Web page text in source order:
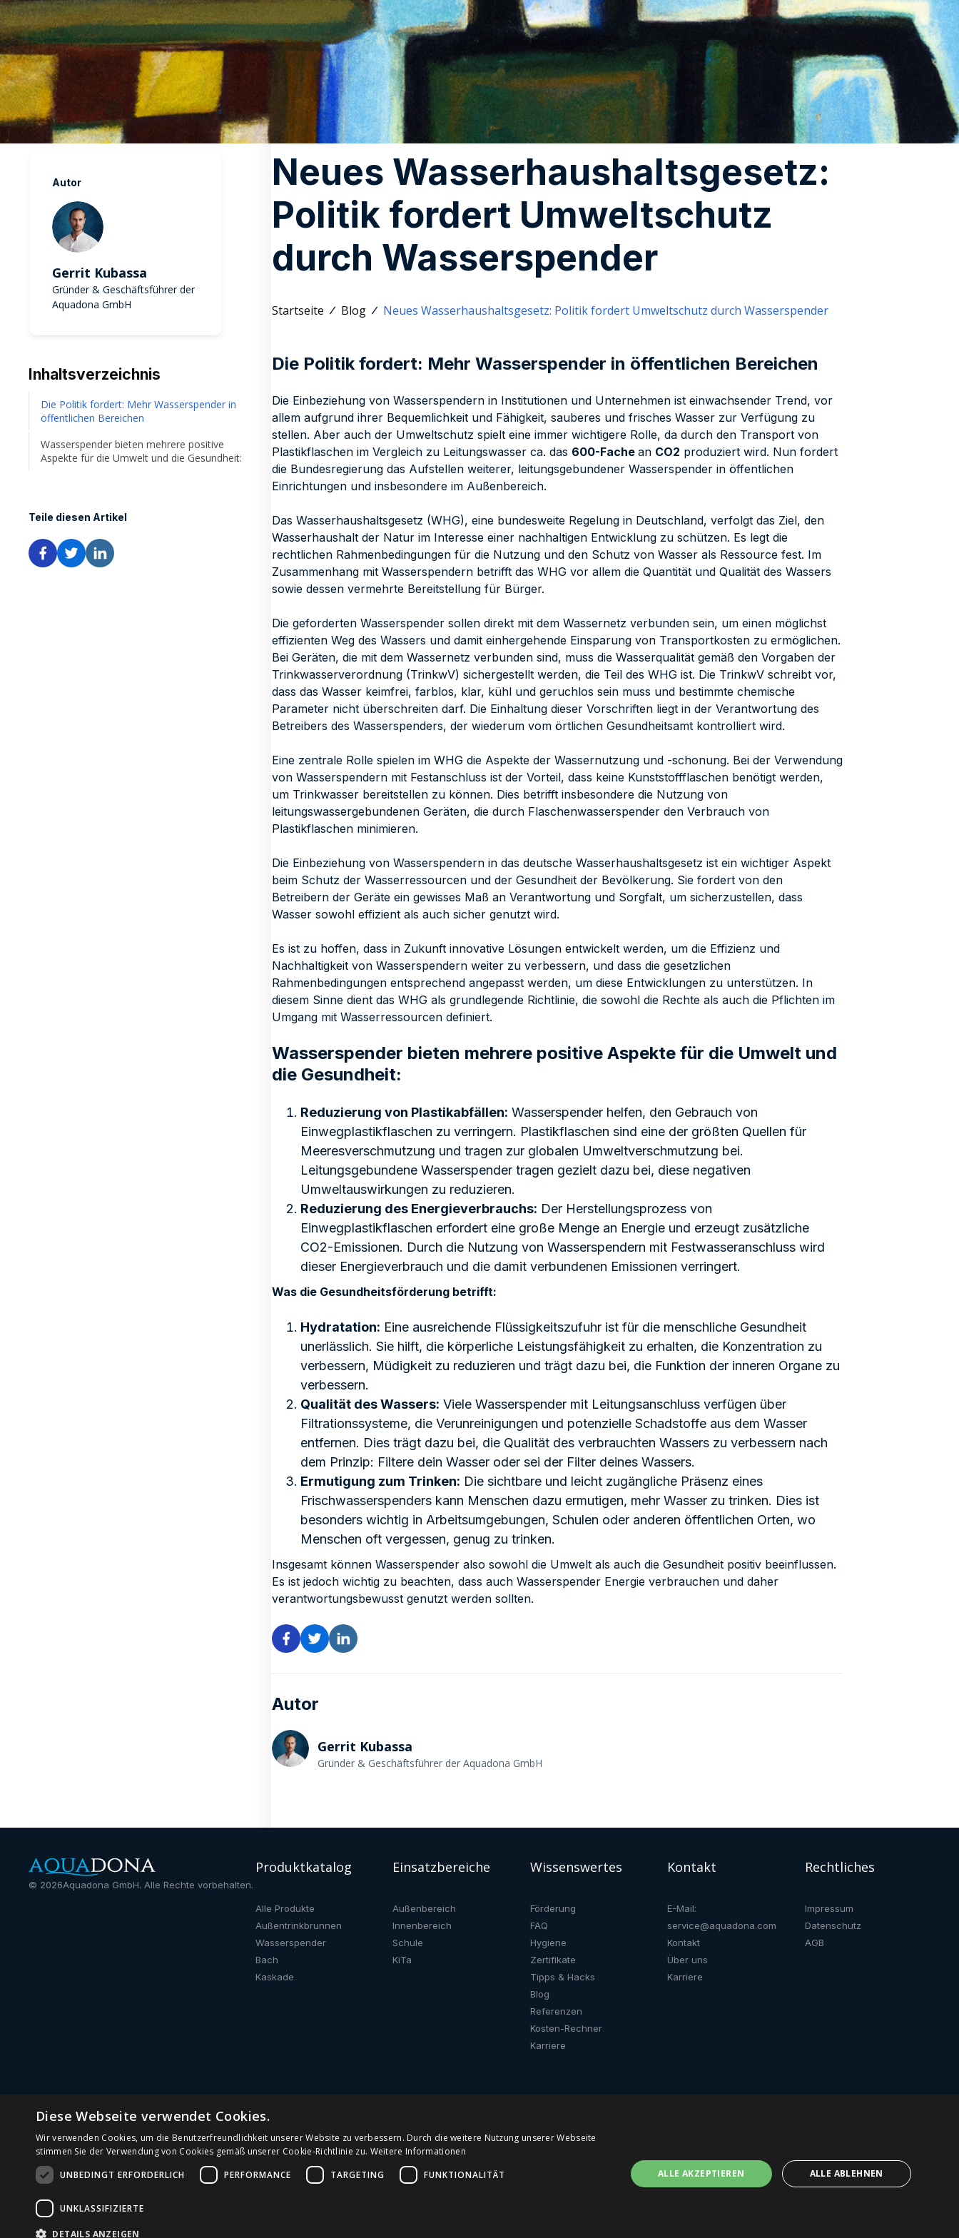
Autor
Gerrit Kubassa
Gründer & Geschäftsführer der
Aquadona GmbH
Inhaltsverzeichnis
Die Politik fordert: Mehr Wasserspender in
öffentlichen Bereichen
Wasserspender bieten mehrere positive
Aspekte für die Umwelt und die Gesundheit:
Teile diesen Artikel
Neues Wasserhaushaltsgesetz:
Politik fordert Umweltschutz
durch Wasserspender
Startseite Blog Neues Wasserhaushaltsgesetz: Politik fordert Umweltschutz durch Wasserspender
Die Politik fordert: Mehr Wasserspender in öffentlichen Bereichen
Die Einbeziehung von Wasserspendern in Institutionen und Unternehmen ist einwachsender Trend, vor
allem aufgrund ihrer Bequemlichkeit und Fähigkeit, sauberes und frisches Wasser zur Verfügung zu
stellen. Aber auch der Umweltschutz spielt eine immer wichtigere Rolle, da durch den Transport von
Plastikflaschen im Vergleich zu Leitungswasser ca. das 600-Fachean CO2 produziert wird. Nun fordert
die Bundesregierung das Aufstellen weiterer, leitungsgebundener Wasserspender in öffentlichen
Einrichtungen und insbesondere im Außenbereich.
Das Wasserhaushaltsgesetz (WHG), eine bundesweite Regelung in Deutschland, verfolgt das Ziel, den
Wasserhaushalt der Natur im Interesse einer nachhaltigen Entwicklung zu schützen. Es legt die
rechtlichen Rahmenbedingungen für die Nutzung und den Schutz von Wasser als Ressource fest. Im
Zusammenhang mit Wasserspendern betrifft das WHG vor allem die Quantität und Qualität des Wassers
sowie dessen vermehrte Bereitstellung für Bürger.
Die geforderten Wasserspender sollen direkt mit dem Wassernetz verbunden sein, um einen möglichst
effizienten Weg des Wassers und damit einhergehende Einsparung von Transportkosten zu ermöglichen.
Bei Geräten, die mit dem Wassernetz verbunden sind, muss die Wasserqualität gemäß den Vorgaben der
Trinkwasserverordnung (TrinkwV) sichergestellt werden, die Teil des WHG ist. Die TrinkwV schreibt vor,
dass das Wasser keimfrei, farblos, klar, kühl und geruchlos sein muss und bestimmte chemische
Parameter nicht überschreiten darf. Die Einhaltung dieser Vorschriften liegt in der Verantwortung des
Betreibers des Wasserspenders, der wiederum vom örtlichen Gesundheitsamt kontrolliert wird.
Eine zentrale Rolle spielen im WHG die Aspekte der Wassernutzung und -schonung. Bei der Verwendung
von Wasserspendern mit Festanschluss ist der Vorteil, dass keine Kunststoffflaschen benötigt werden,
um Trinkwasser bereitstellen zu können. Dies betrifft insbesondere die Nutzung von
leitungswassergebundenen Geräten, die durch Flaschenwasserspender den Verbrauch von
Plastikflaschen minimieren.
Die Einbeziehung von Wasserspendern in das deutsche Wasserhaushaltsgesetz ist ein wichtiger Aspekt
beim Schutz der Wasserressourcen und der Gesundheit der Bevölkerung. Sie fordert von den
Betreibern der Geräte ein gewisses Maß an Verantwortung und Sorgfalt, um sicherzustellen, dass
Wasser sowohl effizient als auch sicher genutzt wird.
Es ist zu hoffen, dass in Zukunft innovative Lösungen entwickelt werden, um die Effizienz und
Nachhaltigkeit von Wasserspendern weiter zu verbessern, und dass die gesetzlichen
Rahmenbedingungen entsprechend angepasst werden, um diese Entwicklungen zu unterstützen. In
diesem Sinne dient das WHG als grundlegende Richtlinie, die sowohl die Rechte als auch die Pflichten im
Umgang mit Wasserressourcen definiert.
Wasserspender bieten mehrere positive Aspekte für die Umwelt und
die Gesundheit:
Reduzierung von Plastikabfällen: Wasserspender helfen, den Gebrauch von
Einwegplastikflaschen zu verringern. Plastikflaschen sind eine der größten Quellen für
Meeresverschmutzung und tragen zur globalen Umweltverschmutzung bei.
Leitungsgebundene Wasserspender tragen gezielt dazu bei, diese negativen
Umweltauswirkungen zu reduzieren.
Reduzierung des Energieverbrauchs: Der Herstellungsprozess von
Einwegplastikflaschen erfordert eine große Menge an Energie und erzeugt zusätzliche
CO2-Emissionen. Durch die Nutzung von Wasserspendern mit Festwasseranschluss wird
dieser Energieverbrauch und die damit verbundenen Emissionen verringert.
Was die Gesundheitsförderung betrifft:
Hydratation: Eine ausreichende Flüssigkeitszufuhr ist für die menschliche Gesundheit
unerlässlich. Sie hilft, die körperliche Leistungsfähigkeit zu erhalten, die Konzentration zu
verbessern, Müdigkeit zu reduzieren und trägt dazu bei, die Funktion der inneren Organe zu
verbessern.
Qualität des Wassers: Viele Wasserspender mit Leitungsanschluss verfügen über
Filtrationssysteme, die Verunreinigungen und potenzielle Schadstoffe aus dem Wasser
entfernen. Dies trägt dazu bei, die Qualität des verbrauchten Wassers zu verbessern nach
dem Prinzip: Filtere dein Wasser oder sei der Filter deines Wassers.
Ermutigung zum Trinken: Die sichtbare und leicht zugängliche Präsenz eines
Frischwasserspenders kann Menschen dazu ermutigen, mehr Wasser zu trinken. Dies ist
besonders wichtig in Arbeitsumgebungen, Schulen oder anderen öffentlichen Orten, wo
Menschen oft vergessen, genug zu trinken.
Insgesamt können Wasserspender also sowohl die Umwelt als auch die Gesundheit positiv beeinflussen.
Es ist jedoch wichtig zu beachten, dass auch Wasserspender Energie verbrauchen und daher
verantwortungsbewusst genutzt werden sollten.
Autor
Gerrit Kubassa
Gründer & Geschäftsführer der Aquadona GmbH
© 2026Aquadona GmbH. Alle Rechte vorbehalten.
Produktkatalog
Alle Produkte
Außentrinkbrunnen
Wasserspender
Bach
Kaskade
Einsatzbereiche
Außenbereich
Innenbereich
Schule
KiTa
Wissenswertes
Förderung
FAQ
Hygiene
Zertifikate
Tipps & Hacks
Blog
Referenzen
Kosten-Rechner
Karriere
Kontakt
E-Mail:
service@aquadona.com
Kontakt
Über uns
Karriere
Rechtliches
Impressum
Datenschutz
AGB
Trinkwasserbrunnen
Wasserspender mit
Öffentliche
Trinkbrunnen
Diese Webseite verwendet Cookies.
Wir verwenden Cookies, um die Benutzerfreundlichkeit unserer Website zu verbessern. Durch die weitere Nutzung unserer Webseite
stimmen Sie der Verwendung von Cookies gemäß unserer Cookie-Richtlinie zu. Weitere Informationen
UNBEDINGT ERFORDERLICH
PERFORMANCE TARGETING FUNKTIONALITÄT
UNKLASSIFIZIERTE
DETAILS ANZEIGEN
ALLE AKZEPTIEREN ALLE ABLEHNEN